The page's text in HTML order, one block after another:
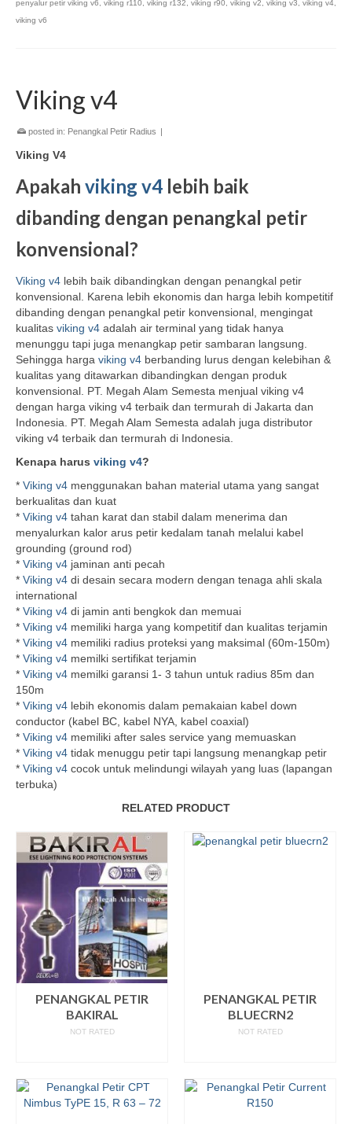
penyalur petir viking v6 viking r110 viking r132 viking r90 viking v2 viking v3 viking v4
viking v6
Viking v4
posted in: Penangkal Petir Radius |
Viking V4
Apakah viking v4 lebih baik
dibanding dengan penangkal petir
konvensional?
Viking v4 lebih baik dibandingkan dengan penangkal petir
konvensional. Karena lebih ekonomis dan harga lebih kompetitif
dibanding dengan penangkal petir konvensional, mengingat
kualitas viking v4 adalah air terminal yang tidak hanya
menunggu tapi juga menangkap petir sambaran langsung.
Sehingga harga viking v4 berbanding lurus dengan kelebihan &
kualitas yang ditawarkan dibandingkan dengan produk
konvensional. PT. Megah Alam Semesta menjual viking v4
dengan harga viking v4 terbaik dan termurah di Jakarta dan
Indonesia. PT. Megah Alam Semesta adalah juga distributor
viking v4 terbaik dan termurah di Indonesia.
Kenapa harus viking v4?
* Viking v4 menggunakan bahan material utama yang sangat
berkualitas dan kuat
* Viking v4 tahan karat dan stabil dalam menerima dan
menyalurkan kalor arus petir kedalam tanah melalui kabel
grounding (ground rod)
* Viking v4 jaminan anti pecah
* Viking v4 di desain secara modern dengan tenaga ahli skala
international
* Viking v4 di jamin anti bengkok dan memuai
* Viking v4 memiliki harga yang kompetitif dan kualitas terjamin
* Viking v4 memiliki radius proteksi yang maksimal (60m-150m)
* Viking v4 memilki sertifikat terjamin
* Viking v4 memilki garansi 1- 3 tahun untuk radius 85m dan
150m
* Viking v4 lebih ekonomis dalam pemakaian kabel down
conductor (kabel BC, kabel NYA, kabel coaxial)
* Viking v4 memiliki after sales service yang memuaskan
* Viking v4 tidak menuggu petir tapi langsung menangkap petir
* Viking v4 cocok untuk melindungi wilayah yang luas (lapangan
terbuka)
RELATED PRODUCT
PENANGKAL PETIR
BAKIRAL
NOT RATED
PENANGKAL PETIR
BLUECRN2
NOT RATED